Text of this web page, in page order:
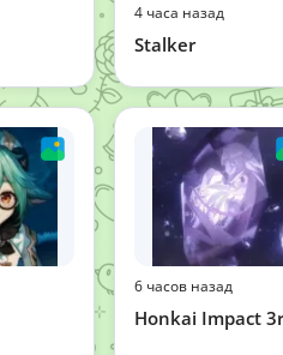
4 часа назад
Stalker
6 часов назад
Honkai Impact